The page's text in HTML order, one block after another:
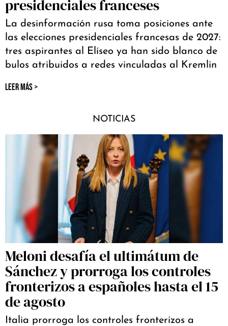
presidenciales franceses
La desinformación rusa toma posiciones ante
las elecciones presidenciales francesas de 2027:
tres aspirantes al Elíseo ya han sido blanco de
bulos atribuidos a redes vinculadas al Kremlin
LEER MÁS >
NOTICIAS
Meloni desafía el ultimátum de
Sánchez y prorroga los controles
fronterizos a españoles hasta el 15
de agosto
Italia prorroga los controles fronterizos a